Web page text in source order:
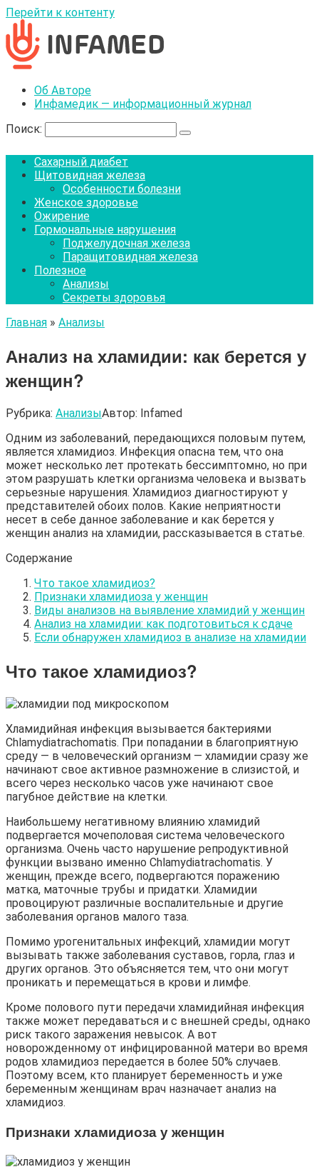
Перейти к контенту
Об Авторе
Инфамедик — информационный журнал
Поиск:
Сахарный диабет
Щитовидная железа
Особенности болезни
Женское здоровье
Ожирение
Гормональные нарушения
Поджелудочная железа
Паращитовидная железа
Полезное
Анализы
Секреты здоровья
Главная » Анализы
Анализ на хламидии: как берется у
женщин?
Рубрика: АнализыАвтор: Infamed
Одним из заболеваний, передающихся половым путем,
является хламидиоз. Инфекция опасна тем, что она
может несколько лет протекать бессимптомно, но при
этом разрушать клетки организма человека и вызвать
серьезные нарушения. Хламидиоз диагностируют у
представителей обоих полов. Какие неприятности
несет в себе данное заболевание и как берется у
женщин анализ на хламидии, рассказывается в статье.
Содержание
Что такое хламидиоз?
Признаки хламидиоза у женщин
Виды анализов на выявление хламидий у женщин
Анализ на хламидии: как подготовиться к сдаче
Если обнаружен хламидиоз в анализе на хламидии
Что такое хламидиоз?
Хламидийная инфекция вызывается бактериями
Chlamydiatrachomatis. При попадании в благоприятную
среду — в человеческий организм — хламидии сразу же
начинают свое активное размножение в слизистой, и
всего через несколько часов уже начинают свое
пагубное действие на клетки.
Наибольшему негативному влиянию хламидий
подвергается мочеполовая система человеческого
организма. Очень часто нарушение репродуктивной
функции вызвано именно Chlamydiatrachomatis. У
женщин, прежде всего, подвергаются поражению
матка, маточные трубы и придатки. Хламидии
провоцируют различные воспалительные и другие
заболевания органов малого таза.
Помимо урогенитальных инфекций, хламидии могут
вызывать также заболевания суставов, горла, глаз и
других органов. Это объясняется тем, что они могут
проникать и перемещаться в крови и лимфе.
Кроме полового пути передачи хламидийная инфекция
также может передаваться и с внешней среды, однако
риск такого заражения невысок. А вот
новорожденному от инфицированной матери во время
родов хламидиоз передается в более 50% случаев.
Поэтому всем, кто планирует беременность и уже
беременным женщинам врач назначает анализ на
хламидиоз.
Признаки хламидиоза у женщин